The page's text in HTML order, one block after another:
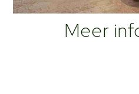
Meer